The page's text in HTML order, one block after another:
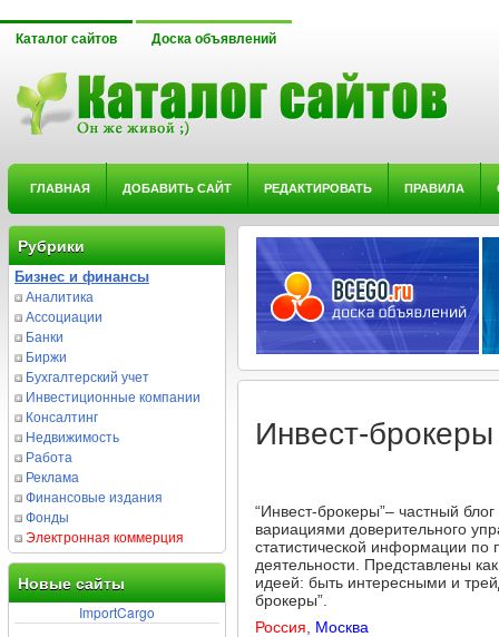
Каталог сайтов Доска объявлений
ГЛАВНАЯ ДОБАВИТЬ САЙТ РЕДАКТИРОВАТЬ ПРАВИЛА
Рубрики
Бизнес и финансы
Аналитика
Ассоциации
Банки
Биржи
Бухгалтерский учет
Инвестиционные компании
Консалтинг
Недвижимость
Работа
Реклама
Финансовые издания
Фонды
Электронная коммерция
Новые сайты
ImportCargo
Инвест-
“Инвест-брокеры”– частный
вариациями доверительного
статистической информации
деятельности. Представлены
идеей: быть интересными и
брокеры”.
Россия
Москва